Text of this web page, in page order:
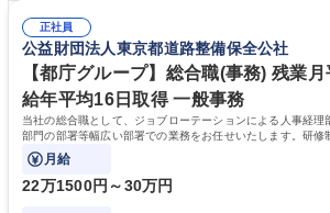
常に改善を目指す風土のため、安心して業務に取
募集職種 【大阪・京都・滋賀】営業事務 ※未経験可
により、キーエンスの付加価値向上に貢献します
えて、お客様や社員の状況に合わせ、能動的なサ
待され。組織を支えるスペシャリストとして、チ
社員から頼られる存在になることができます。平
務の持ち帰りも禁止されており、メリハリのある働
歴・資格 学歴：大学院 大学 高専 短大 語学力： 資
正社員
公益財団法人東京都道路整備保全公社
【都庁グループ】総合職(事務) 残業
給年平均16日取得 一般事務
当社の総合職として、ジョブローテーションによる人事経理
部門の部署等幅広い部署での業務をお任せいたします。研修
ております！ ※下記業務詳細
月給
22万1500円～30万円